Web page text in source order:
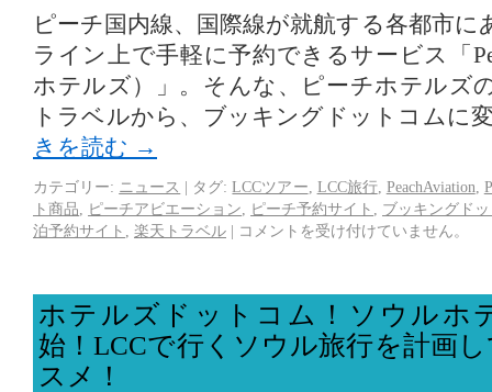
ピーチ国内線、国際線が就航する各都市に
ライン上で手軽に予約できるサービス「
ホテルズ）」。そんな、ピーチホテルズ
トラベルから、ブッキングドットコムに
きを読む →
カテゴリー: ニュース | タグ: LCCツアー LCC旅行, PeachAviation
ト商品
ピーチアビエーション ピーチ予約サイト
ブッキングド
泊予約サイト
楽天トラベル | コメントを受け付けていません。
ホテルズドットコム！ソウルホ
始！LCCで行くソウル旅行を計画
スメ！